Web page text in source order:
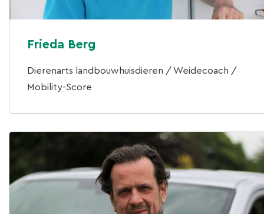
Frieda Berg
Dierenarts landbouwhuisdieren / Weidecoach /
Mobility-Score